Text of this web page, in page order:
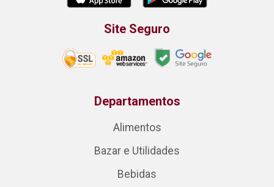
Site Seguro
Departamentos
Alimentos
Bazar e Utilidades
Bebidas